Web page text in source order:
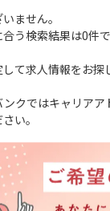
ません。
う検索結果は0件で
て求人情報をお探
ンクではキャリア
い。